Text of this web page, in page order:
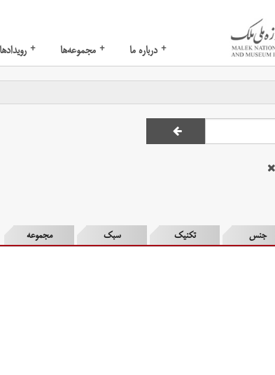
رویدادها + مجموعه‌ها + درباره ما +
جنس تکنیک سبک مجموعه